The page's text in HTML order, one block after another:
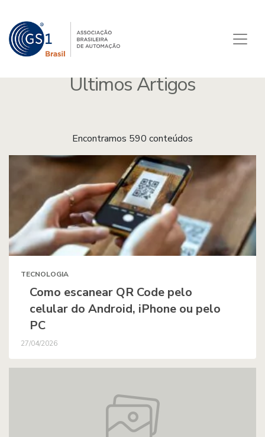
Últimos Artigos
Encontramos 590 conteúdos
TECNOLOGIA
Como escanear QR Code pelo
celular do Android, iPhone ou pelo
PC
27/04/2026